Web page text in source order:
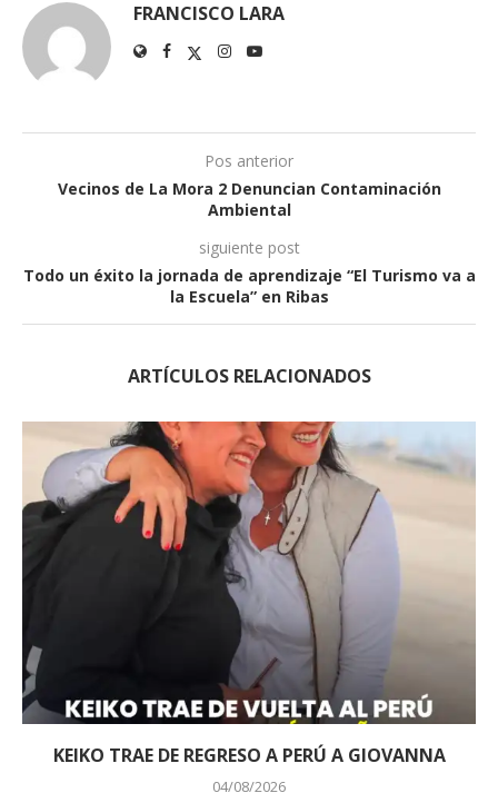
FRANCISCO LARA
Pos anterior
Vecinos de La Mora 2 Denuncian Contaminación
Ambiental
siguiente post
Todo un éxito la jornada de aprendizaje “El Turismo va a
la Escuela” en Ribas
ARTÍCULOS RELACIONADOS
KEIKO TRAE DE REGRESO A PERÚ A GIOVANNA
04/08/2026